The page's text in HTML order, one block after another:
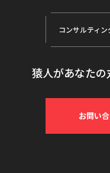
コンサルティン
猿人があなたの
お問い